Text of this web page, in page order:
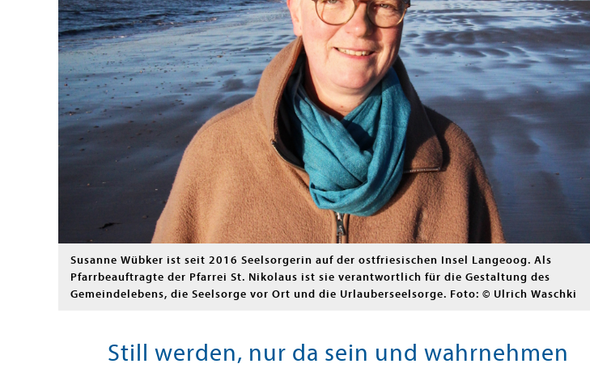
Susanne Wübker ist seit 2016 Seelsorgerin auf der ostfriesischen Insel Langeoog. Als
Pfarrbeauftragte der Pfarrei St. Nikolaus ist sie verantwortlich für die Gestaltung des
Gemeindelebens, die Seelsorge vor Ort und die Urlauberseelsorge. Foto: © Ulrich Waschki
Still werden, nur da sein und wahrnehmen